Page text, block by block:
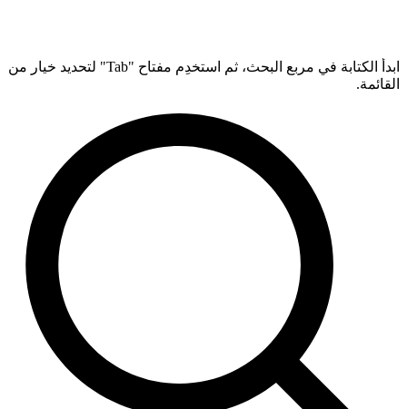
ابدأ الكتابة في مربع البحث، ثم استخدِم مفتاح "Tab" لتحديد خيار من
القائمة.